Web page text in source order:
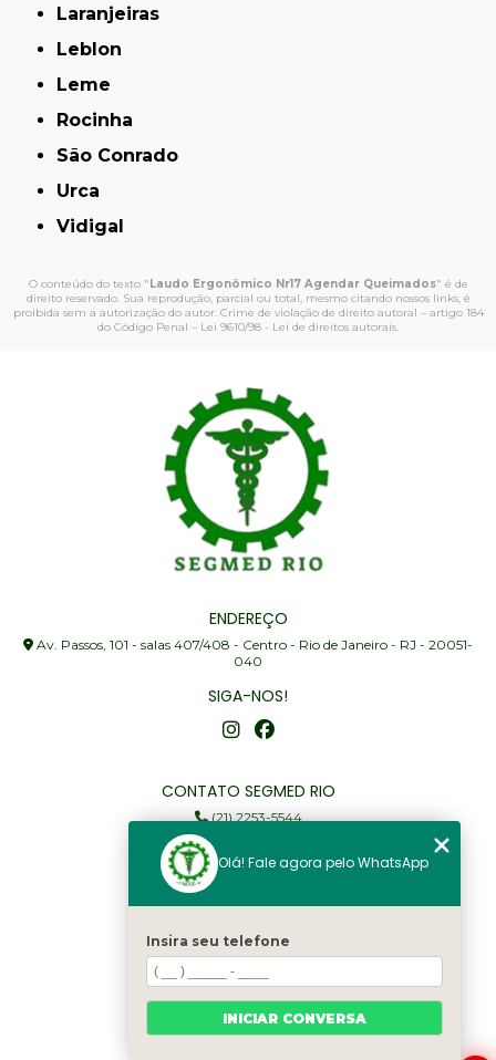
Laranjeiras
Leblon
Leme
Rocinha
São Conrado
Urca
Vidigal
O conteúdo do texto " Laudo Ergonômico Nr17 Agendar Queimados" é de
direito reservado. Sua reprodução, parcial ou total, mesmo citando nossos links, é
proibida sem a autorização do autor. Crime de violação de direito autoral – artigo 184
do Código Penal – Lei 9610/98 - Lei de direitos autorais.
ENDEREÇO
Av. Passos, 101 - salas 407/408 - Centro - Rio de Janeiro - RJ - 20051-
040
SIGA-NOS!
CONTATO SEGMED RIO
(21) 2253-5544
(21) 97905-3352
segmed@segmedrio.com.br
MENU
Home
Institucional
Serviços
Olá! Fale agora pelo WhatsApp
Insira seu telefone
INICIAR CONVERSA